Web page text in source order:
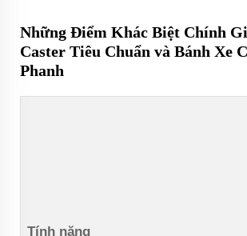
Những Điểm Khác Biệt Chính
Caster Tiêu Chuẩn và Bánh Xe
Phanh
Tính năng